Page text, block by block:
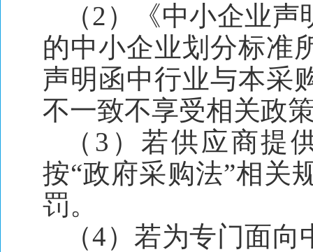
（2）《中小企业
的中小企业划分标准
声明函中行业与本采
不一致不享受相关政
（3）若供应商提
按“政府采购法”相关
罚。
（4）若为专门面